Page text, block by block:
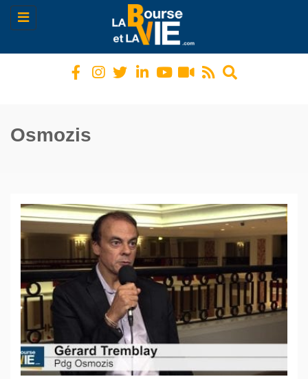
Toggle
navigation
Osmozis